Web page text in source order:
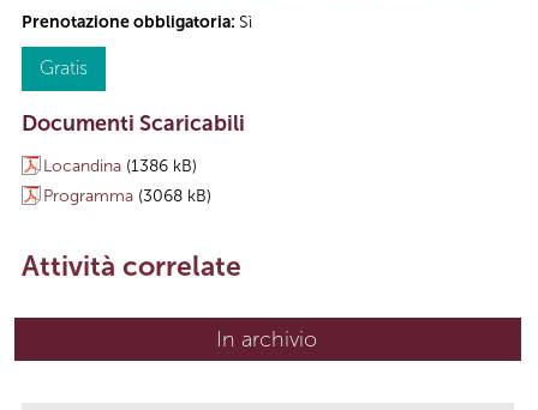
Prenotazione obbligatoria: Sì
Gratis
Documenti Scaricabili
Locandina (1386 kB)
Programma (3068 kB)
Attività correlate
In archivio